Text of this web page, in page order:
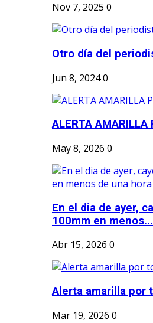
Nov 7, 2025 0
Otro día del
Jun 8, 20240
ALERTA AMARILLA
May 8, 2026 0
En el dia de ayer,
100mm en menos...
Abr 15, 2026 0
Alerta amarilla por
Mar 19, 2026 0